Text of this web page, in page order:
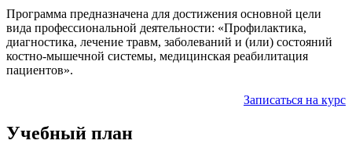
Программа предназначена для достижения основной цели
вида профессиональной деятельности: «Профилактика,
диагностика, лечение травм, заболеваний и (или) состояний
костно-мышечной системы, медицинская реабилитация
пациентов».
Записаться на курс
Учебный план